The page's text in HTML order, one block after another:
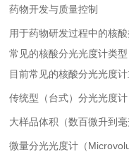
药物开发与质量控制
用于药物研发过程中的核
常见的核酸分光光度计类型
目前常见的核酸分光光度计
传统型（台式）分光光度计
大样品体积（数百微升到
微量分光光度计（